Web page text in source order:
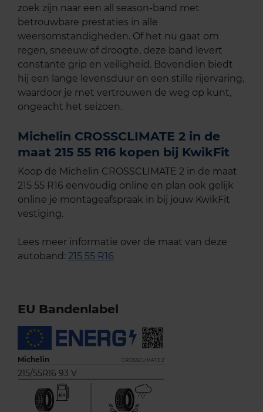
zoek zijn naar een all season-band met
betrouwbare prestaties in alle
weersomstandigheden. Of het nu gaat om
regen, sneeuw of droogte, deze band levert
constante grip en veiligheid. Bovendien biedt
hij een lange levensduur en een stille rijervaring,
waardoor je met vertrouwen de weg op kunt,
ongeacht het seizoen.
Michelin CROSSCLIMATE 2 in de
maat 215 55 R16 kopen bij KwikFit
Koop de Michelin CROSSCLIMATE 2 in de maat
215 55 R16 eenvoudig online en plan ook gelijk
online je montageafspraak in bij jouw KwikFit
vestiging.
Lees meer informatie over de maat van deze
autoband: 215 55 R16
EU Bandenlabel
Michelin CROSSCLIMATE 2
215/55R16 93 V